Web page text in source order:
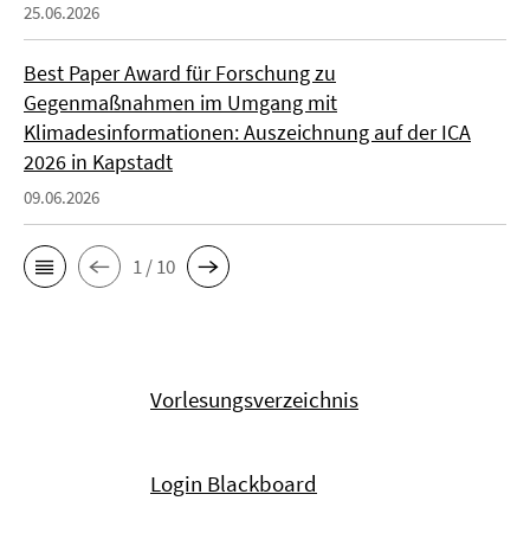
25.06.2026
Best Paper Award für Forschung zu
Gegenmaßnahmen im Umgang mit
Klimadesinformationen: Auszeichnung auf der ICA
2026 in Kapstadt
09.06.2026
1 / 10
Vorlesungsverzeichnis
Login Blackboard